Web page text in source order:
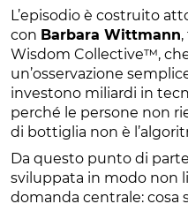
L’episodio è costruito
con Barbara Wittmann
Wisdom Collective™️,
un’osservazione
investono miliardi in
perché le persone non
di bottiglia non è
Da questo punto di
sviluppata in modo non
domanda centrale: cosa